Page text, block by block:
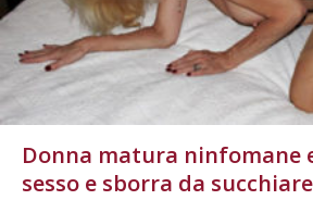
Donna matura ninfomane
sesso e sborra da succhiare